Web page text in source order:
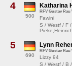
4
500
Katharina
RFV Gustav Rau
Fawini
S / Westf / F
Pieke,Heinrich
5
690
Lynn
RFV Gustav Rau
Lizzy 94
S / Westf / B